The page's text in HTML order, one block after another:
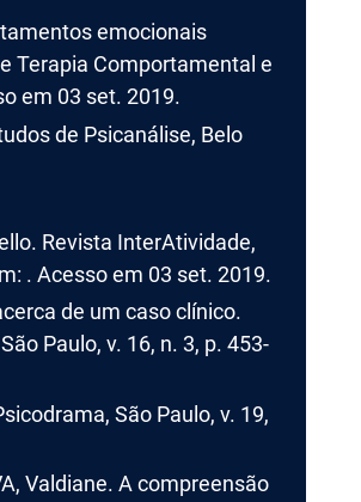
emocionais
Terapia Comportamental e
em 03 set. 2019.
de Psicanálise, Belo
Revista InterAtividade,
. Acesso em 03 set. 2019.
de um caso clínico.
Paulo, v. 16, n. 3, p. 453-
São Paulo, v. 19,
Valdiane. A compreensão